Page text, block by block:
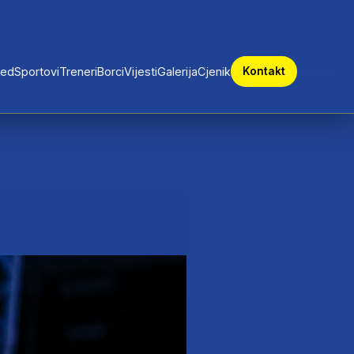
SportoviTreneriBorciVijestiGalerijaCjenik Kontakt